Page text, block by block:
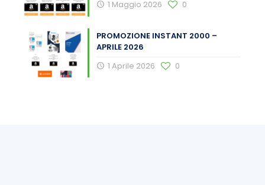
1 Maggio 2026
0
PROMOZIONE INSTANT 2000 –
APRILE 2026
1 Aprile 2026
0